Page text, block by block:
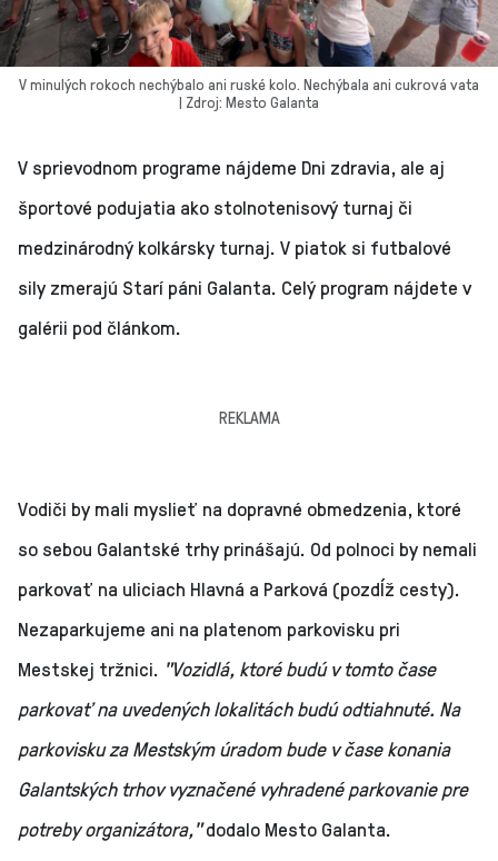
V minulých rokoch nechýbalo ani ruské kolo. Nechýbala ani cukrová vata
| Zdroj: Mesto Galanta
V sprievodnom programe nájdeme Dni zdravia, ale aj
športové podujatia ako stolnotenisový turnaj či
medzinárodný kolkársky turnaj. V piatok si futbalové
sily zmerajú Starí páni Galanta. Celý program nájdete v
galérii pod článkom.
REKLAMA
Vodiči by mali myslieť na dopravné obmedzenia, ktoré
so sebou Galantské trhy prinášajú. Od polnoci by nemali
parkovať na uliciach Hlavná a Parková (pozdĺž cesty).
Nezaparkujeme ani na platenom parkovisku pri
Mestskej tržnici. "Vozidlá, ktoré budú v tomto čase
parkovať na uvedených lokalitách budú odtiahnuté. Na
parkovisku za Mestským úradom bude v čase konania
Galantských trhov vyznačené vyhradené parkovanie pre
potreby organizátora,"dodalo Mesto Galanta.